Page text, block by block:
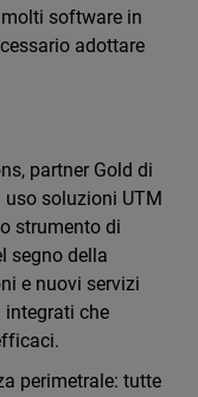
software in
adottare
partner Gold di
uso soluzioni UTM
strumento di
segno della
e nuovi servizi
integrati che
perimetrale: tutte